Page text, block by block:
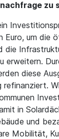
zu
Euro, um die
die
erweitern.
diese
refinanziert.
in
und
Mobilität,